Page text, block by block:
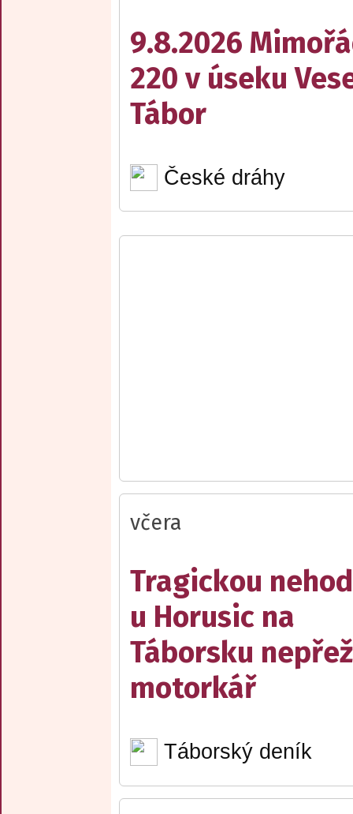
9.8.2026
220 v úseku
Tábor
České dráhy
včera
Tragickou
u Horusic na
Táborsku
motorkář
Táborský deník